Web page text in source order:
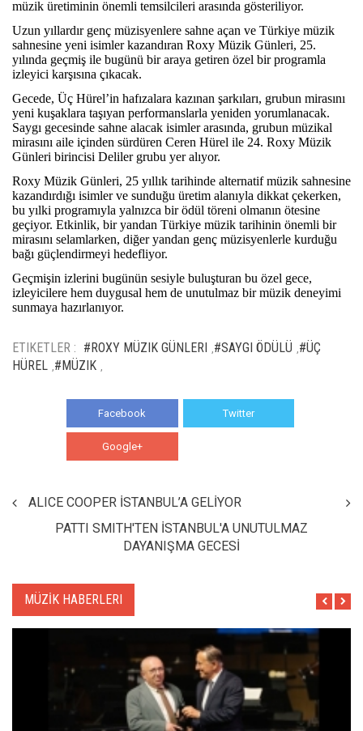
müzik üretiminin önemli temsilcileri arasında gösteriliyor.
Uzun yıllardır genç müzisyenlere sahne açan ve Türkiye müzik
sahnesine yeni isimler kazandıran Roxy Müzik Günleri, 25.
yılında geçmiş ile bugünü bir araya getiren özel bir programla
izleyici karşısına çıkacak.
Gecede, Üç Hürel’in hafızalara kazınan şarkıları, grubun mirasını
yeni kuşaklara taşıyan performanslarla yeniden yorumlanacak.
Saygı gecesinde sahne alacak isimler arasında, grubun müzikal
mirasını aile içinden sürdüren Ceren Hürel ile 24. Roxy Müzik
Günleri birincisi Deliler grubu yer alıyor.
Roxy Müzik Günleri, 25 yıllık tarihinde alternatif müzik sahnesine
kazandırdığı isimler ve sunduğu üretim alanıyla dikkat çekerken,
bu yılki programıyla yalnızca bir ödül töreni olmanın ötesine
geçiyor. Etkinlik, bir yandan Türkiye müzik tarihinin önemli bir
mirasını selamlarken, diğer yandan genç müzisyenlerle kurduğu
bağı güçlendirmeyi hedefliyor.
Geçmişin izlerini bugünün sesiyle buluşturan bu özel gece,
izleyicilere hem duygusal hem de unutulmaz bir müzik deneyimi
sunmaya hazırlanıyor.
ETIKETLER : #ROXY MÜZIK GÜNLERI #SAYGI ÖDÜLÜ #ÜÇ
HÜREL #MÜZIK
Facebook Twitter
Google+
ALICE COOPER İSTANBUL’A GELİYOR
PATTI SMITH'TEN İSTANBUL'A UNUTULMAZ
DAYANIŞMA GECESİ
MÜZİK HABERLERI